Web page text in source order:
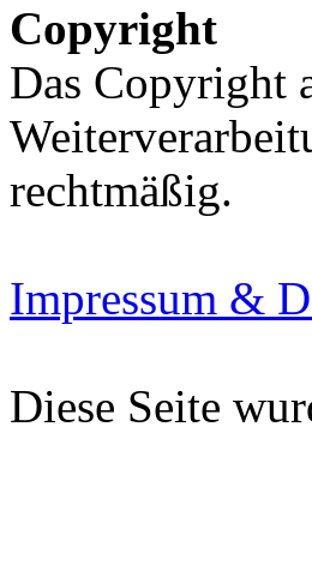
Copyright
Das Copyright
rechtmäßig.
Impressum &
Diese Seite